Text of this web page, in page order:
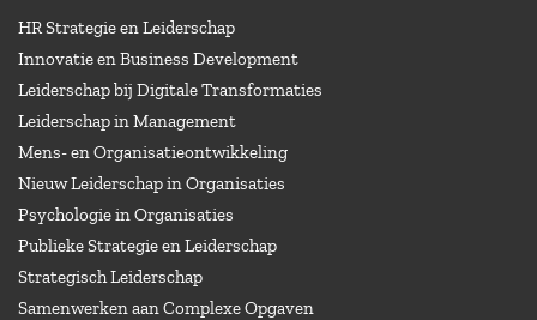
HR Strategie en Leiderschap
Innovatie en Business Development
Leiderschap bij Digitale Transformaties
Leiderschap in Management
Mens- en Organisatieontwikkeling
Nieuw Leiderschap in Organisaties
Psychologie in Organisaties
Publieke Strategie en Leiderschap
Strategisch Leiderschap
Samenwerken aan Complexe Opgaven